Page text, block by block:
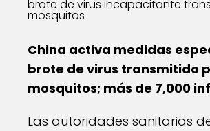
China activa medidas
brote de virus transmitido
mosquitos; más de 7,000
Las autoridades sanitarias